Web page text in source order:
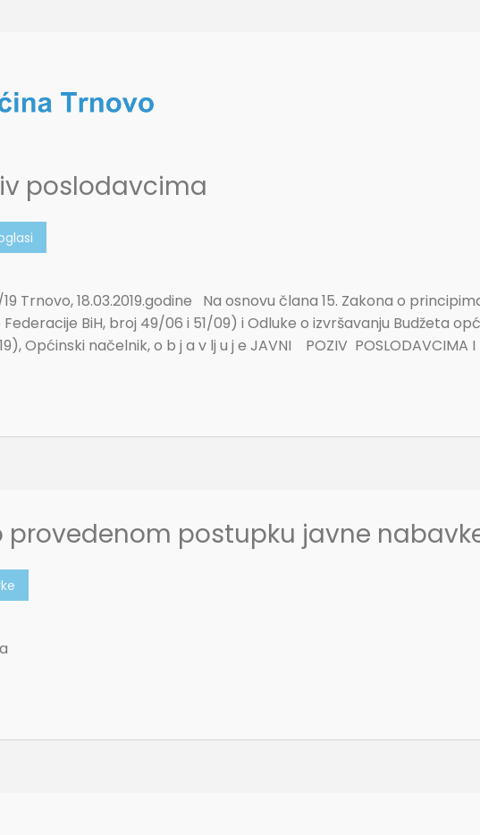
poslodavcima
Trnovo, 18.03.2019.godine Na osnovu člana 15. Zakona o
BiH, broj 49/06 i 51/09) i Odluke o izvršavanju Budžeta
Općinski načelnik, o b j a v lj u j e JAVNI POZIV POSLODAVCIMA I
provedenom postupku javne